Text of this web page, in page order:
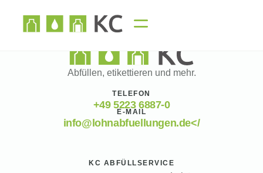
Abfüllen, etikettieren und mehr.
TELEFON
+49 5223 6887-0
E-MAIL
info@lohnabfuellungen.de</
KC ABFÜLLSERVICE